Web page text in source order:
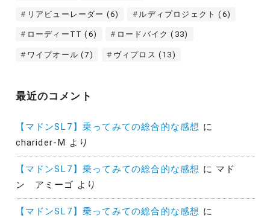
リアビューレーダー (6) ルディプロジェクト (6)
ローディーTT (6) ロードバイク (33)
ワイプオール (7) ヴィプロス (13)
最近のコメント
【マドンSL7】乗ってみての総合的な感想 に
charider-M
より
【マドンSL7】乗ってみての総合的な感想 に マド
ン アミーゴ より
【マドンSL7】乗ってみての総合的な感想 に